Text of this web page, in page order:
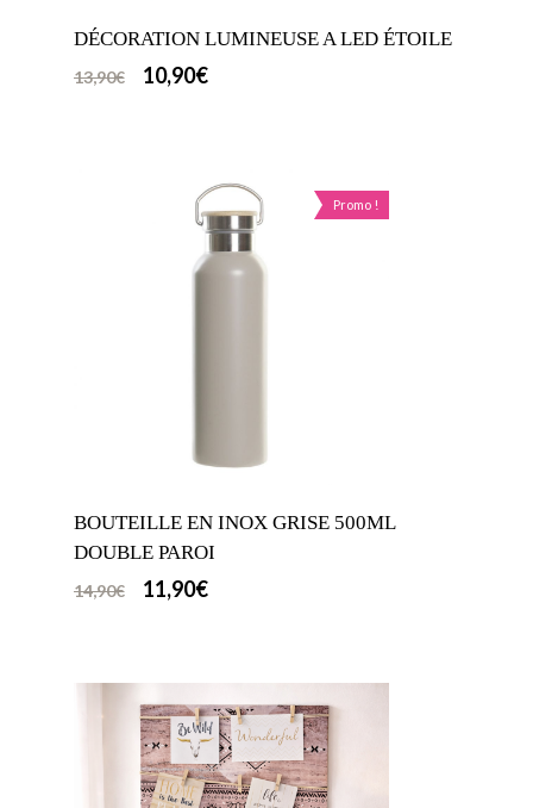
DÉCORATION LUMINEUSE A LED ÉTOILE
13,90€ 10,90€
Promo !
BOUTEILLE EN INOX GRISE 500ML
DOUBLE PAROI
14,90€ 11,90€